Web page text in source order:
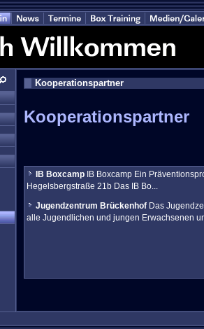
Kooperationspartner
Kooperationspartner
IB Boxcamp IB Boxcamp Ein
Hegelsbergstraße 21b Das IB Bo...
Jugendzentrum Brückenhof Das
alle Jugendlichen und jungen Erwachsenen